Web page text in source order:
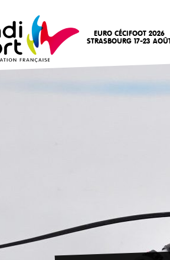
EURO CÉCIFOOT 2026
STRASBOURG 17-23